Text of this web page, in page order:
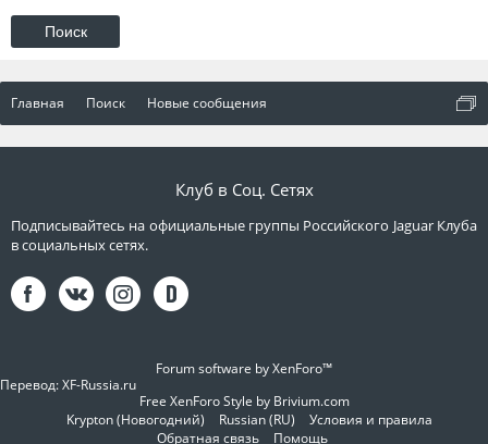
Главная Поиск Новые сообщения
Клуб в Соц. Сетях
Подписывайтесь на официальные группы Российского Jaguar Клуба
в социальных сетях.
Forum software by XenForo™
Перевод:XF-Russia.ru
Free XenForo Style by Brivium.com
Krypton (Новогодний)
Russian (RU)
Условия и правила
Обратная связь
Помощь